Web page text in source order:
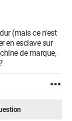
(mais ce n'est
en esclave sur
de marque,